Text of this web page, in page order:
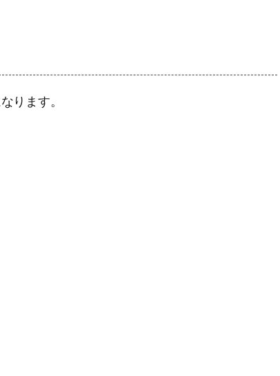
ります。